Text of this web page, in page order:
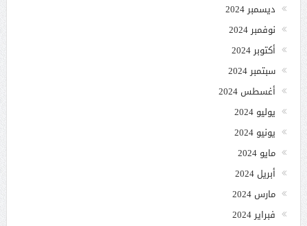
ديسمبر 2024
نوفمبر 2024
أكتوبر 2024
سبتمبر 2024
أغسطس 2024
يوليو 2024
يونيو 2024
مايو 2024
أبريل 2024
مارس 2024
فبراير 2024